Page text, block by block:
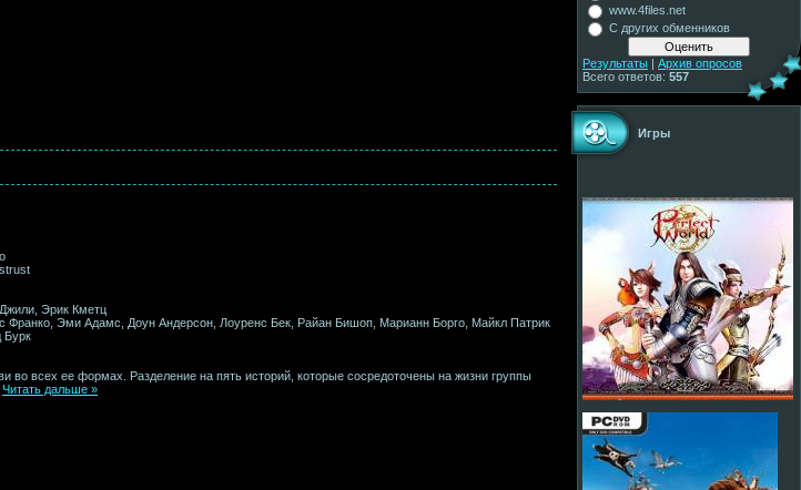
Эрик Кметц
Франко, Эми Адамс, Доун Андерсон, Лоуренс Бек, Райан Бишоп, Марианн Борго, Майкл Патрик
Бурк
во всех ее формах. Разделение на пять историй, которые сосредоточены на жизни группы
Читать дальше »
www.4files.net
С других обменников
Результаты | Архив опросов
Всего ответов: 557
Игры